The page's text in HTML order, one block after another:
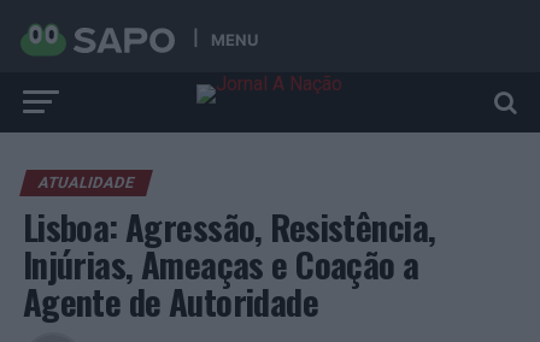
MENU
ATUALIDADE
Lisboa: Agressão, Resistência,
Injúrias, Ameaças e Coação a
Agente de Autoridade